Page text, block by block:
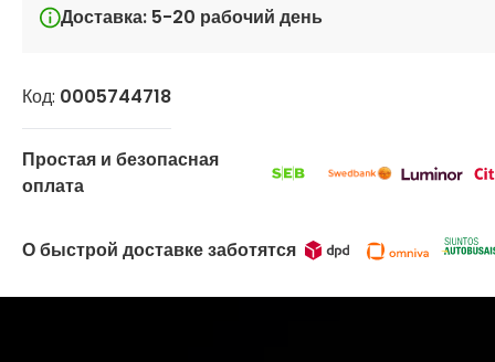
Доставка: 5-20 рабочий день
Код: 0005744718
Простая и безопасная
оплата
О быстрой доставке заботятся